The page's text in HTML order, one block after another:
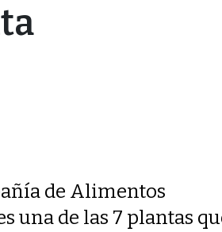
de Alimentos
una de las 7 plantas